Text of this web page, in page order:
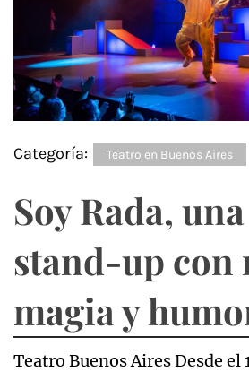
Categoría: Teatro en Buenos Aires
Soy Rada,
stand-up con
magia y
Teatro Buenos Aires Desde el